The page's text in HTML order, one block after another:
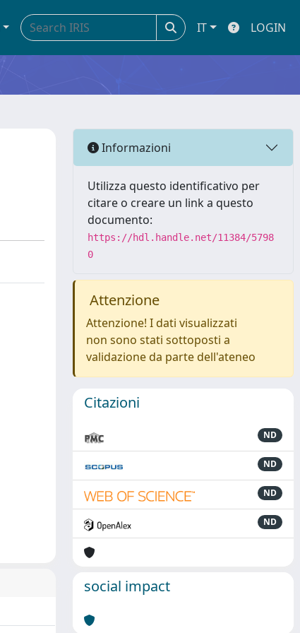
IT LOGIN
Informazioni
Utilizza questo identificativo per
citare o creare un link a questo
documento:
https://hdl.handle.net/11384/5798
0
Attenzione
Attenzione! I dati visualizzati
non sono stati sottoposti a
validazione da parte dell'ateneo
Citazioni
ND
ND
ND
ND
social impact